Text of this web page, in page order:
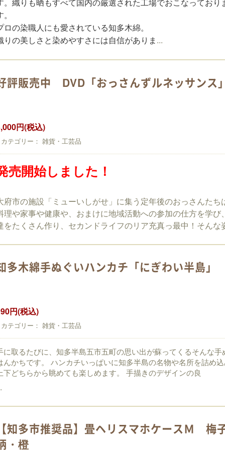
。 織りも晒もすべて国内の厳選された工場でおこなっており
。
ロの染職人にも愛されている知多木綿。
りの美しさと染めやすさには自信がありま ...
評販売中 DVD「おっさんずルネッサンス
円(税込)
カテゴリー： 雑貨・工芸品
売開始しました！
府市の施設「ミューいしがせ」に集う定年後のおっさんたち
理や家事や健康や、おまけに地域活動への参加の仕方を学び
をたくさん作り、セカンドライフのリア充真っ最中！そんな
多木綿手ぬぐいハンカチ「にぎわい半島」
円(税込)
カテゴリー： 雑貨・工芸品
に取るたびに、知多半島五市五町の思い出が蘇ってくるそんな手
んかちです。
ハンカチいっぱいに知多半島の名物や名所を詰め込
下どちらから眺めても楽しめます。
手描きのデザインの良
知多市推奨品】畳ヘリスマホケースＭ 梅
・橙